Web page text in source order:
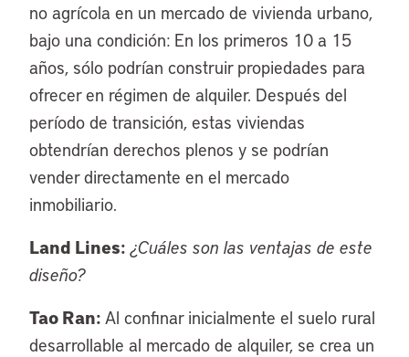
no agrícola en un mercado de vivienda urbano,
bajo una condición: En los primeros 10 a 15
años, sólo podrían construir propiedades para
ofrecer en régimen de alquiler. Después del
período de transición, estas viviendas
obtendrían derechos plenos y se podrían
vender directamente en el mercado
inmobiliario.
Land Lines: ¿Cuáles son las ventajas de este
diseño?
Tao Ran: Al confinar inicialmente el suelo rural
desarrollable al mercado de alquiler, se crea un